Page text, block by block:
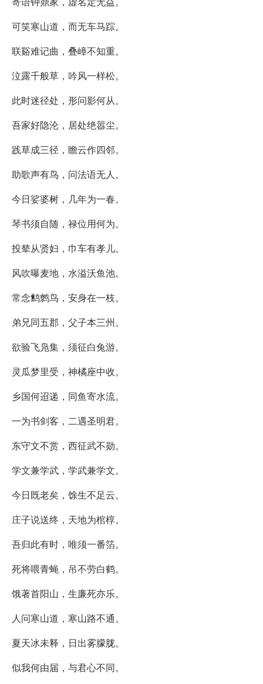
可笑寒山道，而无车马踪。
联谿难记曲，叠嶂不知重。
泣露千般草，吟风一样松。
此时迷径处，形问影何从。
吾家好隐沦，居处绝嚣尘。
践草成三径，瞻云作四邻。
助歌声有鸟，问法语无人。
今日娑婆树，几年为一春。
琴书须自随，禄位用何为。
投辇从贤妇，巾车有孝儿。
风吹曝麦地，水溢沃鱼池。
常念鹪鹩鸟，安身在一枝。
弟兄同五郡，父子本三州。
欲验飞凫集，须征白兔游。
灵瓜梦里受，神橘座中收。
乡国何迢递，同鱼寄水流。
一为书剑客，二遇圣明君。
东守文不赏，西征武不勋。
学文兼学武，学武兼学文。
今日既老矣，馀生不足云。
庄子说送终，天地为棺椁。
吾归此有时，唯须一番箔。
死将喂青蝇，吊不劳白鹤。
饿著首阳山，生廉死亦乐。
人问寒山道，寒山路不通。
夏天冰未释，日出雾朦胧。
似我何由届，与君心不同。